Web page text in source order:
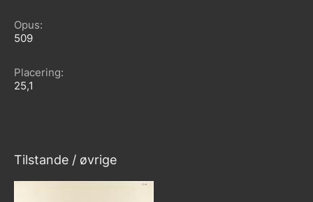
Opus
509
Placering
25,1
Tilstande / øvrige